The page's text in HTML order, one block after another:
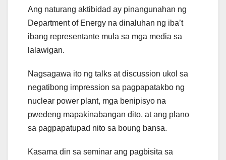
Ang naturang aktibidad ay pinangunahan ng
Department of Energy na dinaluhan ng iba’t
ibang representante mula sa mga media sa
lalawigan.
Nagsagawa ito ng talks at discussion ukol sa
negatibong impression sa pagpapatakbo ng
nuclear power plant, mga benipisyo na
pwedeng mapakinabangan dito, at ang plano
sa pagpapatupad nito sa boung bansa.
Kasama din sa seminar ang pagbisita sa